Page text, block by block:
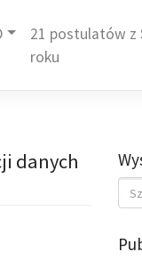
21 postulatów z
roku
danych